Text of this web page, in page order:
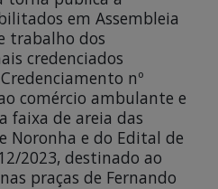
em Assembleia
trabalho dos
credenciados
nº
comércio ambulante e
faixa de areia das
Noronha e do Edital de
2023, destinado ao
praças de Fernando